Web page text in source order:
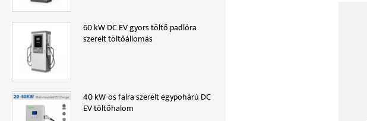
60 kW DC EV gyors töltő padlóra
szerelt töltőállomás
40 kW-os falra szerelt egypohárú DC
EV töltőhalom